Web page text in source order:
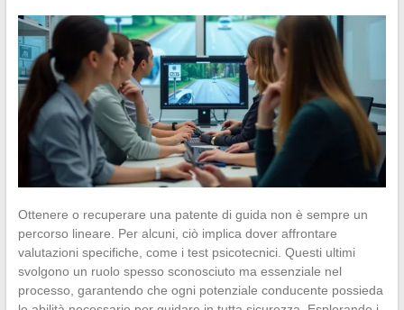
Ottenere o recuperare una patente di guida non è sempre un
percorso lineare. Per alcuni, ciò implica dover affrontare
valutazioni specifiche, come i test psicotecnici. Questi ultimi
svolgono un ruolo spesso sconosciuto ma essenziale nel
processo, garantendo che ogni potenziale conducente possieda